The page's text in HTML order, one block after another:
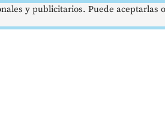
y publicitarios. Puede aceptarlas